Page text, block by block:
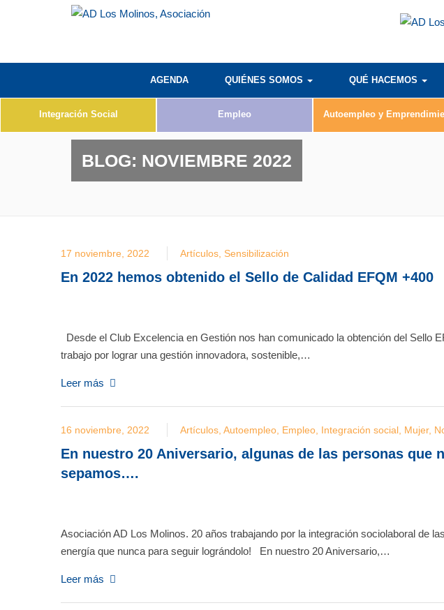
AGENDA QUIÉNES SOMOS QUÉ HACEMOS
Integración Social Empleo Autoempleo y
BLOG: NOVIEMBRE 2022
17 noviembre, 2022 Artículos Sensibilización
En 2022 hemos obtenido el Sello de Calidad EFQM +400
Desde el Club Excelencia en Gestión nos han comunicado la obtención del Sello
trabajo por lograr una gestión innovadora, sostenible,…
Leer más
16 noviembre, 2022 Artículos Autoempleo Empleo Integración social Mujer,
En nuestro 20 Aniversario, algunas de las personas que
sepamos….
Asociación AD Los Molinos. 20 años trabajando por la integración sociolaboral de
energía que nunca para seguir lográndolo! En nuestro 20 Aniversario,…
Leer más